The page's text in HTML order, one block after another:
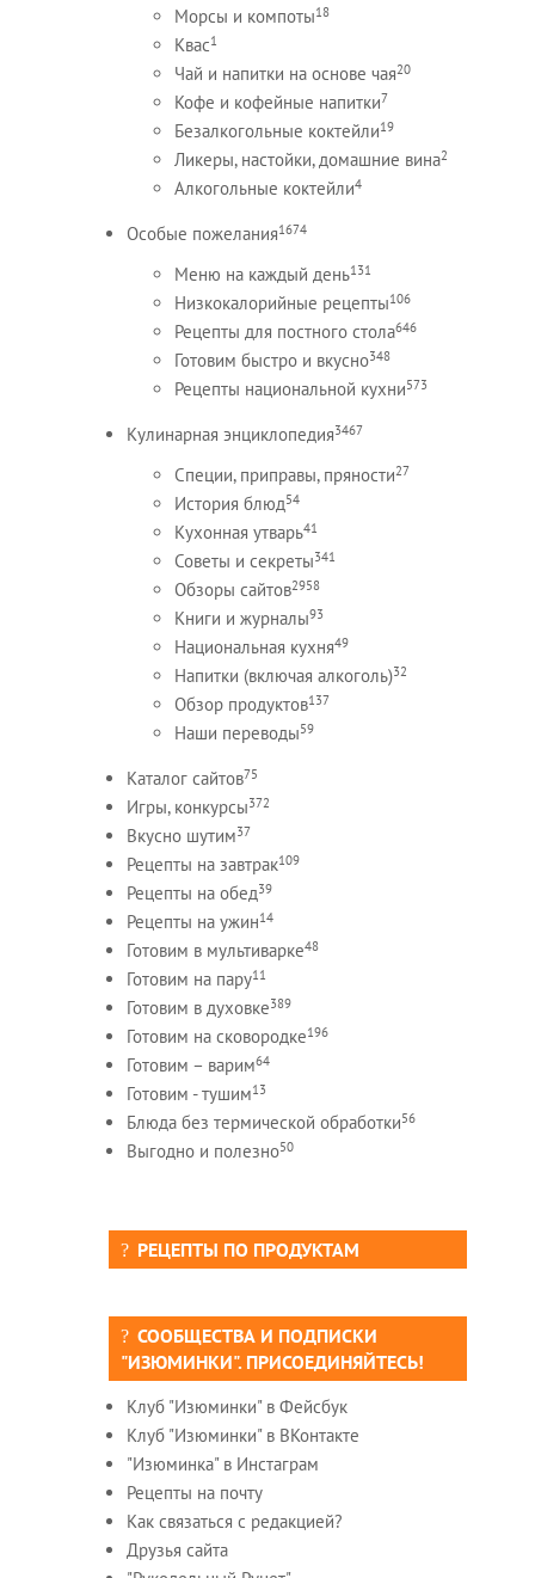
Морсы и компоты18
Квас1
Чай и напитки на основе чая20
Кофе и кофейные напитки7
Безалкогольные коктейли19
Ликеры, настойки, домашние вина2
Алкогольные коктейли4
Особые пожелания1674
Меню на каждый день131
Низкокалорийные рецепты106
Рецепты для постного стола646
Готовим быстро и вкусно348
Рецепты национальной кухни573
Кулинарная энциклопедия3467
Специи, приправы, пряности27
История блюд54
Кухонная утварь41
Советы и секреты341
Обзоры сайтов2958
Книги и журналы93
Национальная кухня49
Напитки (включая алкоголь)32
Обзор продуктов137
Наши переводы59
Каталог сайтов75
Игры, конкурсы372
Вкусно шутим37
Рецепты на завтрак109
Рецепты на обед39
Рецепты на ужин14
Готовим в мультиварке48
Готовим на пару11
Готовим в духовке389
Готовим на сковородке196
Готовим – варим64
Готовим - тушим13
Блюда без термической обработки56
Выгодно и полезно50
РЕЦЕПТЫ ПО ПРОДУКТАМ
СООБЩЕСТВА И ПОДПИСКИ
"ИЗЮМИНКИ". ПРИСОЕДИНЯЙТЕСЬ!
Клуб "Изюминки" в Фейсбук
Клуб "Изюминки" в ВКонтакте
"Изюминка" в Инстаграм
Рецепты на почту
Как связаться с редакцией?
Друзья сайта